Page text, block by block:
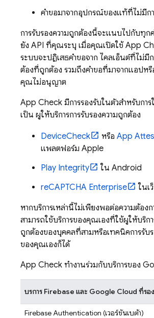
คำขอมาจากอุปกรณ์ของแท้ที่ไม่มีก
การรับรองความถูกต้องนี้จะแนบไปกับทุก
ยัง API ที่คุณระบุ เมื่อคุณเปิดใช้ App
ระบบจะปฏิเสธคำขอจาก ไคลเอ็นต์ที่ไม่มี
ต้องที่ถูกต้อง รวมถึงคำขอที่มาจากแอปห
คุณไม่อนุญาต
App Check มีการรองรับในตัวสำหรับกา
เป็น ผู้ให้บริการการรับรองความถูกต้อง
DeviceCheck หรือ App
แพลตฟอร์ม Apple
Play Integrity
ใน Android
reCAPTCHA Enterprise
ในเ
หากบริการเหล่านี้ไม่เพียงพอต่อความต้อ
สามารถใช้บริการของคุณเองที่ใช้ผู้ให้บริกา
ถูกต้องของบุคคลที่สามหรือเทคนิคการรับ
ของคุณเองก็ได้
App Check ทำงานร่วมกับบริการของ
บริการ Firebase และ Google Cloud ที่รอ
Firebase Authentication (เวอร์ชันเบต้า)